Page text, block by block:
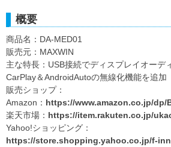
概要
商品名：DA-MED01
販売元：MAXWIN
主な特長：USB接続でディスプレイオーデ
CarPlay＆AndroidAutoの無線化機能を追加
販売ショップ：
Amazon： https://www.amazon.co.jp/dp/
楽天市場： https://item.rakuten.co.jp/
Yahoo!ショッピング：
https://store.shopping.yahoo.co.jp/f-